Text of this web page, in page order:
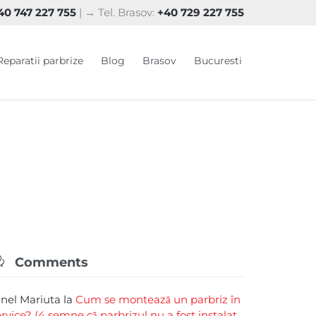
747 227 755 | → Tel. Brasov: +40 729 227 755
parbrize Blog Brasov Bucuresti
Comments
Mariuta la Cum se montează un parbriz în